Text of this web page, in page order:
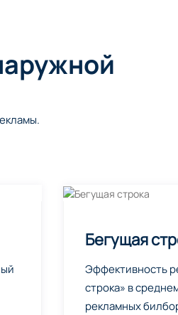
Бегущая
Эффективность
строка» в
рекламных